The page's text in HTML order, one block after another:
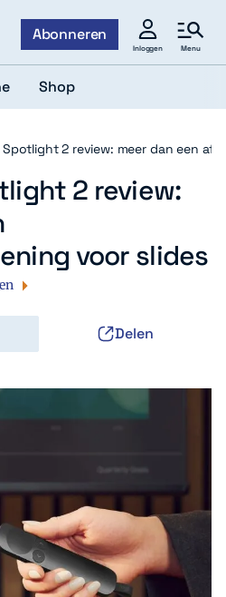
Abonneren
Inloggen Menu
Zoek
Shop
2 review: meer dan een
2 review:
voor slides
Delen